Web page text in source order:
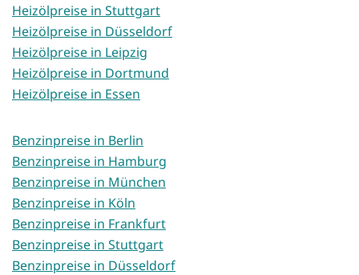
Heizölpreise in Stuttgart
Heizölpreise in Düsseldorf
Heizölpreise in Leipzig
Heizölpreise in Dortmund
Heizölpreise in Essen
Benzinpreise in Berlin
Benzinpreise in Hamburg
Benzinpreise in München
Benzinpreise in Köln
Benzinpreise in Frankfurt
Benzinpreise in Stuttgart
Benzinpreise in Düsseldorf